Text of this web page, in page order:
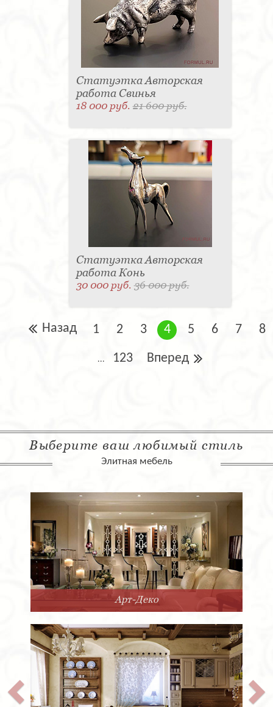
Статуэтка Авторская
работа Свинья
18 000 руб.21 600 руб.
Статуэтка Авторская
работа Конь
30 000 руб.36 000 руб.
Назад 1 2 3 4 5 6 7 8
... 123 Вперед
Выберите ваш любимый стиль
Элитная мебель
Арт-Деко